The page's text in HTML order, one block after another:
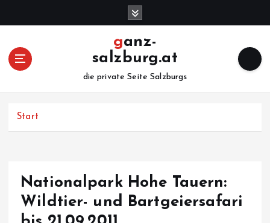
ganz-
salzburg.at
die private Seite Salzburgs
Start
Nationalpark Hohe Tauern:
Wildtier- und Bartgeiersafari